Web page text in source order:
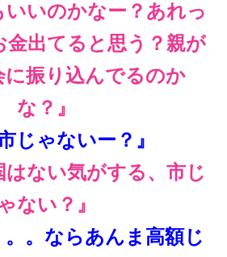
いいのかなー？あれっ
金出てると思う？親が
に振り込んでるのか
な？』
じゃないー？』
はない気がする、市じ
ゃない？』
。。ならあんま高額じ